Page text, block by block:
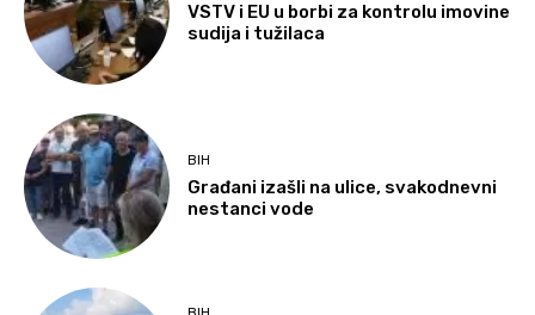
VSTV i EU u borbi za kontrolu imovine
sudija i tužilaca
BIH
Građani izašli na ulice, svakodnevni
nestanci vode